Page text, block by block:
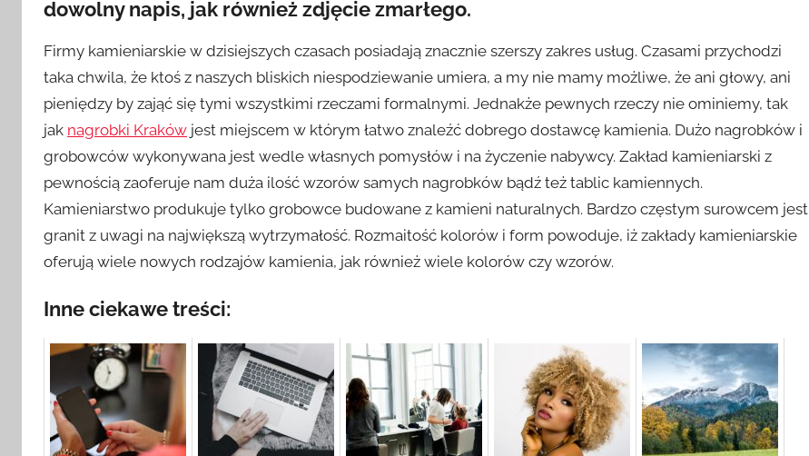
dowolny napis, jak również zdjęcie zmarłego.
Firmy kamieniarskie w dzisiejszych czasach posiadają znacznie szerszy zakres usług. Czasami przychodzi
taka chwila, że ktoś z naszych bliskich niespodziewanie umiera, a my nie mamy możliwe, że ani głowy, ani
pieniędzy by zająć się tymi wszystkimi rzeczami formalnymi. Jednakże pewnych rzeczy nie ominiemy, tak
jak nagrobki Kraków jest miejscem w którym łatwo znaleźć dobrego dostawcę kamienia. Dużo nagrobków i
grobowców wykonywana jest wedle własnych pomysłów i na życzenie nabywcy. Zakład kamieniarski z
pewnością zaoferuje nam duża ilość wzorów samych nagrobków bądź też tablic kamiennych.
Kamieniarstwo produkuje tylko grobowce budowane z kamieni naturalnych. Bardzo częstym surowcem jest
granit z uwagi na największą wytrzymałość. Rozmaitość kolorów i form powoduje, iż zakłady kamieniarskie
oferują wiele nowych rodzajów kamienia, jak również wiele kolorów czy wzorów.
Inne ciekawe treści: